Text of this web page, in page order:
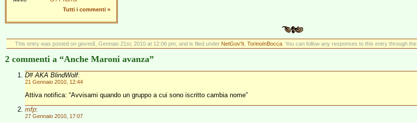
Tutti i commenti »
This entry was posted on giovedì, Gennaio 21st, 2010 at 12:06 pm, and is filed under NetGov'It, TorinoInBocca. You can follow any responses to this entry through the
2 commenti a “Anche Maroni avanza”
D# AKA BlindWolf:
21 Gennaio 2010, 12:44
Attiva notifica: “Avvisami quando un gruppo a cui sono iscritto cambia nome”
mfp:
27 Gennaio 2010, 17:07